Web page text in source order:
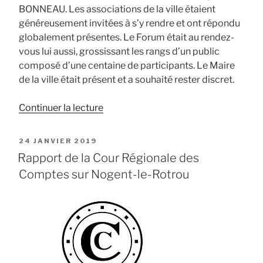
BONNEAU. Les associations de la ville étaient
généreusement invitées à s’y rendre et ont répondu
globalement présentes. Le Forum était au rendez-
vous lui aussi, grossissant les rangs d’un public
composé d’une centaine de participants. Le Maire
de la ville était présent et a souhaité rester discret.
Continuer la lecturede
mandat
bilan
PUBLIÉ
LE
24 JANVIER 2019
Rapport de la Cour Régionale des
Comptes sur Nogent-le-Rotrou